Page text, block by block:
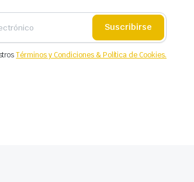
Suscribirse
Términos y Condiciones & Política de Cookies.